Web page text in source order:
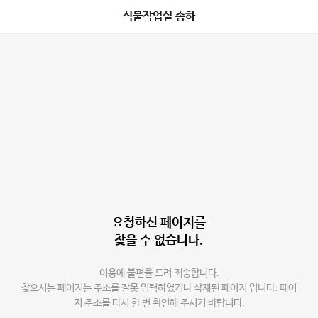
식물작업실 송하
요청하신 페이지를
찾을 수 없습니다.
이용에 불편을 드려 죄송합니다.
찾으시는 페이지는 주소를 잘못 입력하였거나 삭제된 페이지 입니다. 페이
지 주소를 다시 한 번 확인해 주시기 바랍니다.